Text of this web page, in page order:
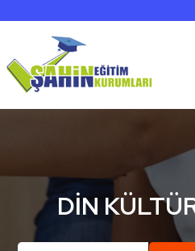
DIN